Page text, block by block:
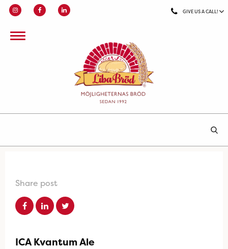
GIVE US A CALL!
Share post
ICA Kvantum Ale